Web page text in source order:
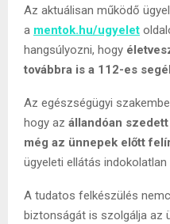
Az aktuálisan működő
a mentok.hu/ugyelet
hangsúlyozni, hogy
továbbra is a 112-es
Az egészségügyi
hogy az állandóan
még az ünnepek előtt
ügyeleti ellátás indokolatlan
A tudatos felkészülés
biztonságát is szolgálja az